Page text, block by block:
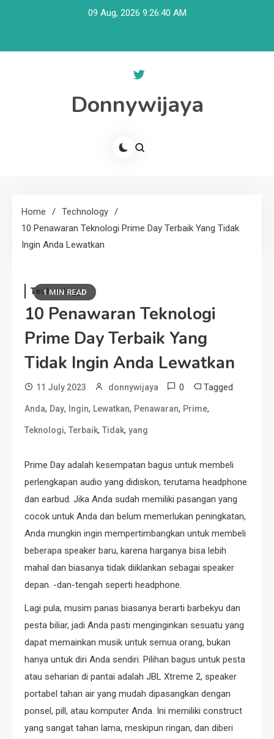
09 Aug, 2026 9:26:40 AM
Donnywijaya
Home
Technology
10 Penawaran Teknologi Prime Day Terbaik Yang Tidak
Ingin Anda Lewatkan
1 MIN READ
Technology
10 Penawaran Teknologi
Prime Day Terbaik Yang
Tidak Ingin Anda Lewatkan
11 July 2023 donnywijaya 0 Tagged
Anda, Day, Ingin, Lewatkan, Penawaran, Prime,
Teknologi, Terbaik, Tidak, yang
Prime Day adalah kesempatan bagus untuk membeli
perlengkapan audio yang didiskon, terutama headphone
dan earbud. Jika Anda sudah memiliki pasangan yang
cocok untuk Anda dan belum memerlukan peningkatan,
Anda mungkin ingin mempertimbangkan untuk membeli
beberapa speaker baru, karena harganya bisa lebih
mahal dan biasanya tidak diiklankan sebagai speaker
depan. -dan-tengah seperti headphone.
Lagi pula, musim panas biasanya berarti barbekyu dan
pesta biliar, jadi Anda pasti menginginkan sesuatu yang
dapat memainkan musik untuk semua orang, bukan
hanya untuk diri Anda sendiri. Pilihan bagus untuk pesta
atau seharian di pantai adalah JBL Xtreme 2, speaker
portabel tahan air yang mudah dipasangkan dengan
ponsel, pill, atau komputer Anda. Ini memiliki construct
yang sangat tahan lama, meskipun ringan, dan diberi